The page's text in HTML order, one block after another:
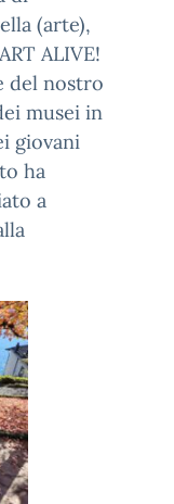
(arte),
ALIVE!
del nostro
musei in
giovani
ha
a